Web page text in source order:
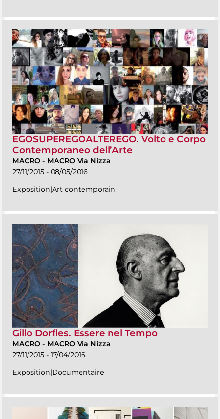
EGOSUPEREGOALTEREGO. Volto e Corpo
Contemporaneo dell’Arte
MACRO - MACRO Via Nizza
27/11/2015 - 08/05/2016
Exposition|Art contemporain
Gillo Dorfles. Essere nel Tempo
MACRO - MACRO Via Nizza
27/11/2015 - 17/04/2016
Exposition|Documentaire